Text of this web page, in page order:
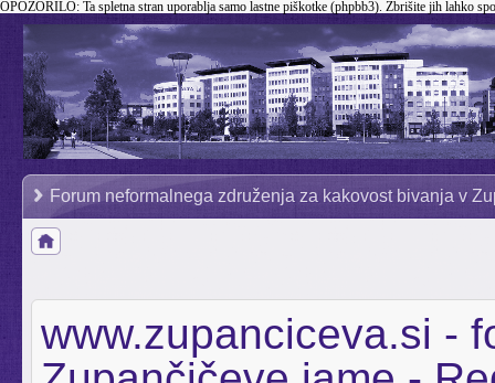
OPOZORILO: Ta spletna stran uporablja samo lastne piškotke (phpbb3). Zbrišite jih lahko
Forum neformalnega združenja za kakovost bivanja v
www.zupanciceva.si -